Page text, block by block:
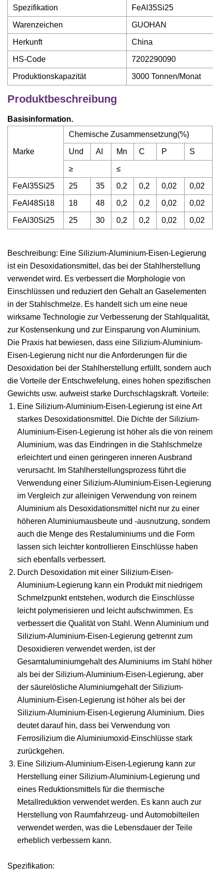
Spezifikation FeAl35Si25
Warenzeichen GUOHAN
Herkunft China
HS-Code 7202290090
Produktionskapazität 3000 Tonnen/Monat
Produktbeschreibung
Basisinformation.
Marke
Chemische Zusammensetzung(%)
Und Al Mn C P S
≥ ≤
FeAl35Si25 25 35 0,2 0,2 0,02 0,02
FeAl48Si18 18 48 0,2 0,2 0,02 0,02
FeAl30Si25 25 30 0,2 0,2 0,02 0,02
Beschreibung: Eine Silizium-Aluminium-Eisen-Legierung
ist ein Desoxidationsmittel, das bei der Stahlherstellung
verwendet wird. Es verbessert die Morphologie von
Einschlüssen und reduziert den Gehalt an Gaselementen
in der Stahlschmelze. Es handelt sich um eine neue
wirksame Technologie zur Verbesserung der Stahlqualität,
zur Kostensenkung und zur Einsparung von Aluminium.
Die Praxis hat bewiesen, dass eine Silizium-Aluminium-
Eisen-Legierung nicht nur die Anforderungen für die
Desoxidation bei der Stahlherstellung erfüllt, sondern auch
die Vorteile der Entschwefelung, eines hohen spezifischen
Gewichts usw. aufweist starke Durchschlagskraft. Vorteile:
Eine Silizium-Aluminium-Eisen-Legierung ist eine Art
starkes Desoxidationsmittel. Die Dichte der Silizium-
Aluminium-Eisen-Legierung ist höher als die von reinem
Aluminium, was das Eindringen in die Stahlschmelze
erleichtert und einen geringeren inneren Ausbrand
verursacht. Im Stahlherstellungsprozess führt die
Verwendung einer Silizium-Aluminium-Eisen-Legierung
im Vergleich zur alleinigen Verwendung von reinem
Aluminium als Desoxidationsmittel nicht nur zu einer
höheren Aluminiumausbeute und -ausnutzung, sondern
auch die Menge des Restaluminiums und die Form
lassen sich leichter kontrollieren Einschlüsse haben
sich ebenfalls verbessert.
Durch Desoxidation mit einer Silizium-Eisen-
Aluminium-Legierung kann ein Produkt mit niedrigem
Schmelzpunkt entstehen, wodurch die Einschlüsse
leicht polymerisieren und leicht aufschwimmen. Es
verbessert die Qualität von Stahl. Wenn Aluminium und
Silizium-Aluminium-Eisen-Legierung getrennt zum
Desoxidieren verwendet werden, ist der
Gesamtaluminiumgehalt des Aluminiums im Stahl höher
als bei der Silizium-Aluminium-Eisen-Legierung, aber
der säurelösliche Aluminiumgehalt der Silizium-
Aluminium-Eisen-Legierung ist höher als bei der
Silizium-Aluminium-Eisen-Legierung Aluminium. Dies
deutet darauf hin, dass bei Verwendung von
Ferrosilizium die Aluminiumoxid-Einschlüsse stark
zurückgehen.
Eine Silizium-Aluminium-Eisen-Legierung kann zur
Herstellung einer Silizium-Aluminium-Legierung und
eines Reduktionsmittels für die thermische
Metallreduktion verwendet werden. Es kann auch zur
Herstellung von Raumfahrzeug- und Automobilteilen
verwendet werden, was die Lebensdauer der Teile
erheblich verbessern kann.
Spezifikation: